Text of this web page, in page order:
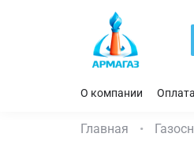
О компании Оплата
Главная